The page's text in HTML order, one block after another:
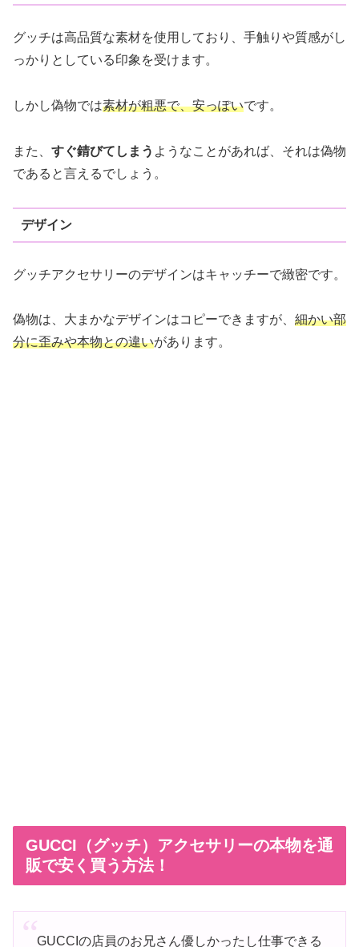
グッチは高品質な素材を使用しており、手触りや質感がし
っかりとしている印象を受けます。
しかし偽物では素材が粗悪で、安っぽいです。
また、 すぐ錆びてしまう ようなことがあれば、それは偽物
であると言えるでしょう。
デザイン
グッチアクセサリーのデザインはキャッチーで緻密です。
偽物は、大まかなデザインはコピーできますが、 細かい部
分に歪みや本物との違いがあります。
GUCCI（グッチ）アクセサリーの本物を通
販で安く買う方法！
GUCCIの店員のお兄さん優しかったし仕事できる